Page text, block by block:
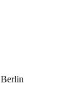
Berlin